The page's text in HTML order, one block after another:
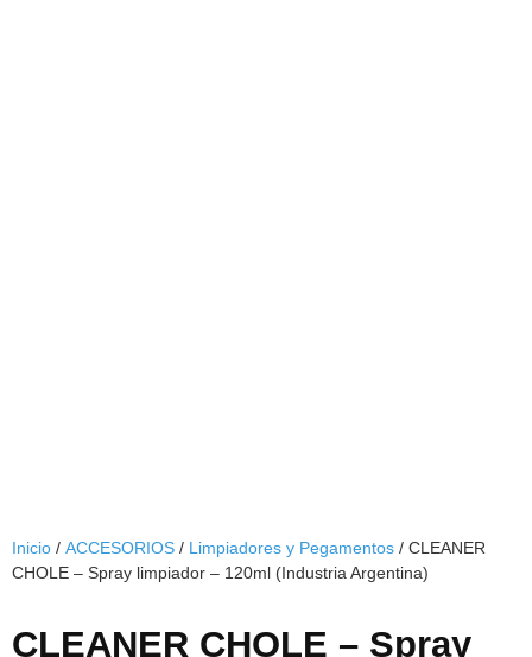
Inicio / ACCESORIOS / Limpiadores y Pegamentos / CLEANER
CHOLE – Spray limpiador – 120ml (Industria Argentina)
CLEANER CHOLE – Spray